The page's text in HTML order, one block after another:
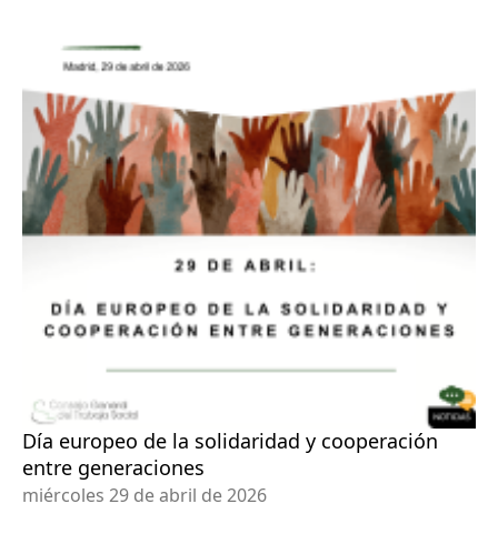
Día europeo de la solidaridad y cooperación
entre generaciones
miércoles 29 de abril de 2026